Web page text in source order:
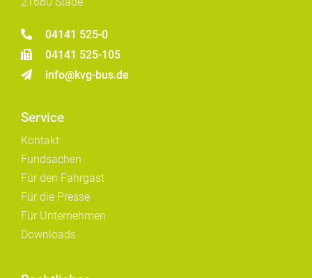
04141 525-0
04141 525-105
info@kvg-bus.de
Service
Kontakt
Fundsachen
Für den Fahrgast
Für die Presse
Für Unternehmen
Downloads